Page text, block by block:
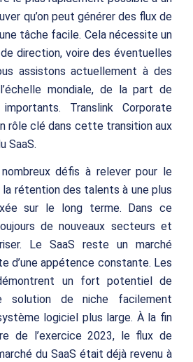
qu’on peut générer des flux de
tâche facile. Cela nécessite un
direction, voire des éventuelles
assistons actuellement à des
mondiale, de la part de
Translink Corporate
rôle clé dans cette transition aux
SaaS.
défis à relever pour le
la rétention des talents à une plus
sur le long terme. Dans ce
de nouveaux secteurs et
Le SaaS reste un marché
d’une appétence constante. Les
un fort potentiel de
solution de niche facilement
logiciel plus large. À la fin
de l’exercice 2023, le flux de
du SaaS était déjà revenu à